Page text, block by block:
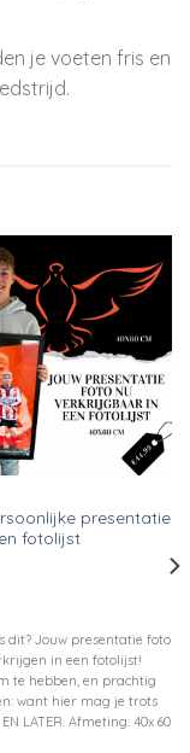
je voeten fris en
presentatie
fotolijst
dit? Jouw presentatie foto
in een fotolijst!
te hebben, en prachtig
want hier mag je trots
LATER. Afmeting: 40x 60